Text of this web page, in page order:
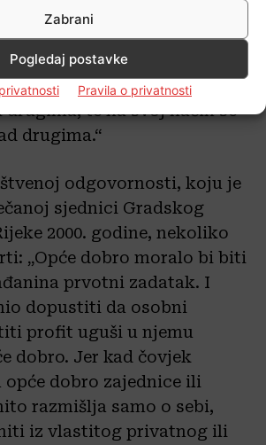
Zabrani
Pogledaj postavke
Pravila o privatnosti
pravom tražimo punu
u društvu, a u svom
robujemo svojim
oholosti, mržnji,
te na svoj način se
drugima.“
odgovornosti, koju je
sjednici Gradskog
2000. godine, nekoliko
„Opće dobro moralo bi biti
prvotni zadatak. I
dopustiti da osobni
profit uguši u njemu
dobro. Jer kad čovjek
opće dobro zajednice ili
razmišlja samo o sebi,
iz vlastitog privatnog ili